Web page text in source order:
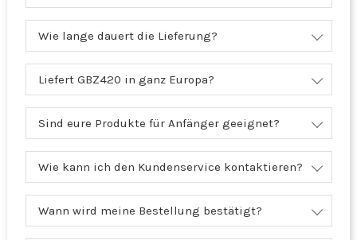
Wie lange dauert die Lieferung?
Liefert GBZ420 in ganz Europa?
Sind eure Produkte für Anfänger geeignet?
Wie kann ich den Kundenservice kontaktieren?
Wann wird meine Bestellung bestätigt?